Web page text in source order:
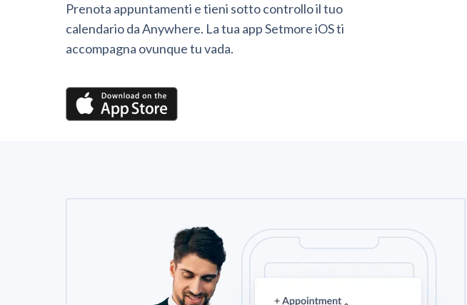
Prenota appuntamenti e tieni sotto controllo il tuo
calendario da Anywhere. La tua app Setmore iOS ti
accompagna ovunque tu vada.